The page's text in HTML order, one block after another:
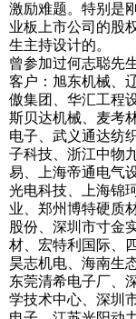
激励难题。特别是
业板上市公司的股
生主持设计的。
曾参加过何志聪先
客户：旭东机械、
傲集团、华汇工程
斯贝达机械、麦考
电子、武义通达纺
子科技、浙江中物
易、上海帝通电气
光电科技、上海锦
业、郑州博特硬质
股份、深圳市寸金
材、宏特利国际、
昊志机电、海南生
东莞清希电子厂、
学技术中心、深圳